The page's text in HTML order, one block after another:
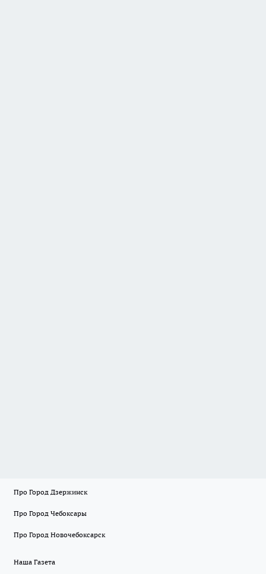
Про Город Дзержинск
Про Город Чебоксары
Про Город Новочебоксарск
Наша Газета